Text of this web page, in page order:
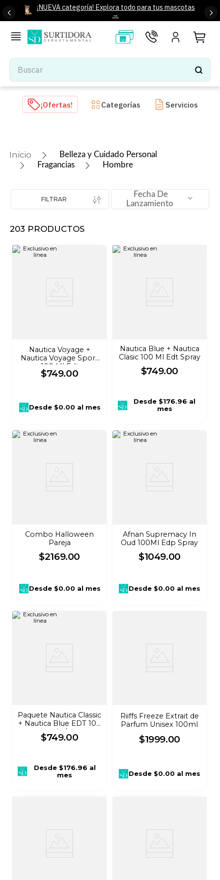
¡NUEVA categoría! Explora todo para tus mascotas
→
Buscar
TÉRMINOS MÁS BUSCADOS
tenis mujer
iphone
colchones
8.
audifonos
9.
mochila
¡Ofertas! Categorías Servicios
Belleza y Cuidado Personal
Fragancias
Hombre
FILTRAR
Fecha De
Lanzamiento
203 PRODUCTOS
Nautica Voyage +
Nautica Voyage Sport
100 Ml Edt
$749.00
Desde$0.00 al mes
Nautica Blue + Nautica
Clasic 100 Ml Edt Spray
$749.00
Desde $176.96 al
mes
Combo Halloween
Pareja
$2169.00
Desde$0.00 al mes
Afnan Supremacy In
Oud 100Ml Edp Spray
$1049.00
Desde $0.00 al mes
Paquete Nautica Classic
+ Nautica Blue EDT 100
ml c/u
$749.00
Desde$176.96 al
mes
Riiffs Freeze Extrait de
Parfum Unisex 100ml
$1999.00
Desde $0.00 al mes